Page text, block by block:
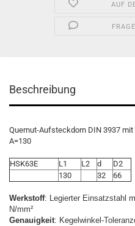
AUF
Beschreibung
Quernut-Aufsteckdorn DIN 3937
A=130
HSK63E L1 L2 d
D2
130
32 66
Werkstoff: Legierter Einsatzstahl
N/mm²
Genauigkeit: Kegelwinkel-